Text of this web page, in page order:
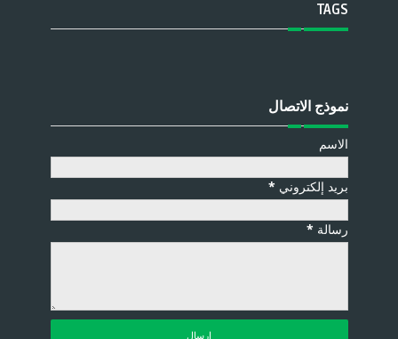
TAGS
نموذج الاتصال
الاسم
بريد إلكتروني *
رسالة *